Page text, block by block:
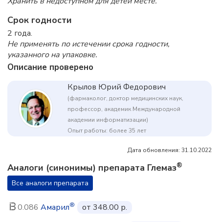
Срок годности
2 года.
Не применять по истечении срока годности,
указанного на упаковке.
Описание проверено
Крылов Юрий Федорович
(фармаколог, доктор медицинских наук,
профессор, академик Международной
академии информатизации)
Опыт работы: более 35 лет
Дата обновления: 31.10.2022
Аналоги (синонимы) препарата Глемаз®
Все аналоги препарата
0.086 Амарил®
от 348.00 р.